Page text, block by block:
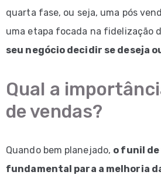
quarta fase, ou seja, uma pós
uma etapa focada na fidelização
seu negócio decidir se deseja
Qual a
de vendas?
Quando bem planejado, o funil de
fundamental para a melhoria